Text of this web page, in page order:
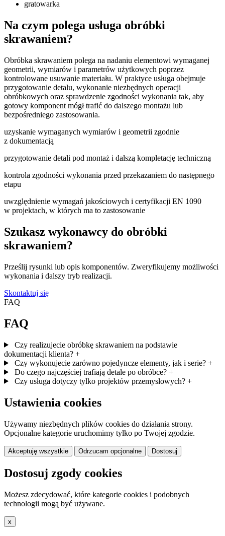
gratowarka
Na czym polega usługa obróbki
skrawaniem?
Obróbka skrawaniem polega na nadaniu elementowi wymaganej
geometrii, wymiarów i parametrów użytkowych poprzez
kontrolowane usuwanie materiału. W praktyce usługa obejmuje
przygotowanie detalu, wykonanie niezbędnych operacji
obróbkowych oraz sprawdzenie zgodności wykonania tak, aby
gotowy komponent mógł trafić do dalszego montażu lub
bezpośredniego zastosowania.
uzyskanie wymaganych wymiarów i geometrii zgodnie
z dokumentacją
przygotowanie detali pod montaż i dalszą kompletację techniczną
kontrola zgodności wykonania przed przekazaniem do następnego
etapu
uwzględnienie wymagań jakościowych i certyfikacji EN 1090
w projektach, w których ma to zastosowanie
Szukasz wykonawcy do obróbki
skrawaniem?
Prześlij rysunki lub opis komponentów. Zweryfikujemy możliwości
wykonania i dalszy tryb realizacji.
Skontaktuj się
FAQ
FAQ
Czy realizujecie obróbkę skrawaniem na podstawie
dokumentacji klienta? +
Czy wykonujecie zarówno pojedyncze elementy, jak i serie? +
Do czego najczęściej trafiają detale po obróbce? +
Czy usługa dotyczy tylko projektów przemysłowych? +
Ustawienia cookies
Używamy niezbędnych plików cookies do działania strony.
Opcjonalne kategorie uruchomimy tylko po Twojej zgodzie.
Akceptuję wszystkie Odrzucam opcjonalne Dostosuj
Dostosuj zgody cookies
Możesz zdecydować, które kategorie cookies i podobnych
technologii mogą być używane.
x